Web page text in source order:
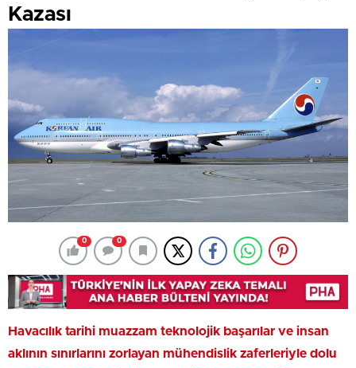
Kazası
0 0
Havacılık tarihi muazzam teknolojik başarılar ve insan
aklının sınırlarını zorlayan mühendislik zaferleriyle dolu